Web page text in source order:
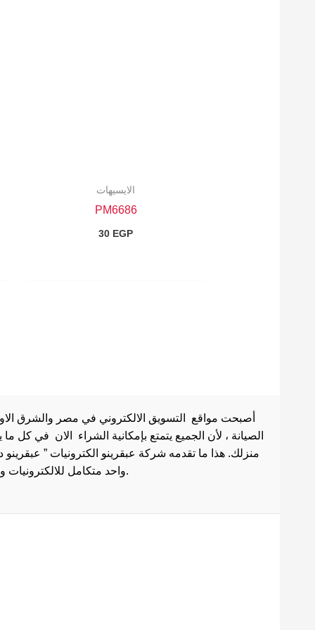
الايسيهات
PM6686
30 EGP
أصبحت مواقع التسويق الالكتروني في مصر والشرق
الصيانة ، لأن الجميع يتمتع بإمكانية الشراء الان في كل
منزلك. هذا ما تقدمه شركة عبقرينو الكترونيات ”
واحد متكامل للالكترونيات وادوات الصيانة . هذا ما يجعل موقع عبقرينو دوت كوم من أفضل مواقع تسوق عبر الإنترنت في مصر.